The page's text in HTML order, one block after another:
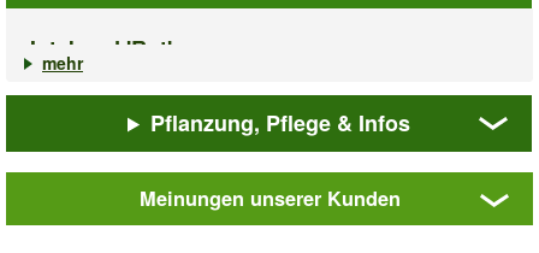
Juteband 'Rot'
Art.-Nr.:7907
mehr
Pflanzung, Pflege & Infos
Meinungen unserer Kunden
Juteband